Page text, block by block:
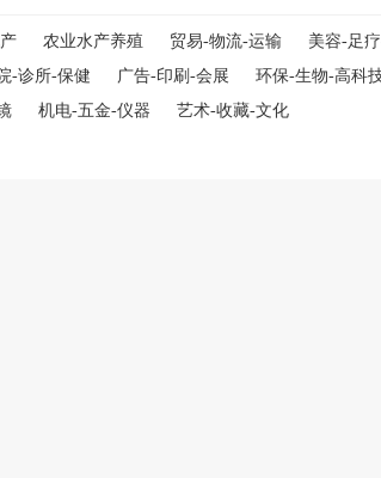
农业水产养殖 贸易-物流-运输
美容-足
-诊所-保健 广告-印刷-会展 环保-生物-高科
机电-五金-仪器 艺术-收藏-文化